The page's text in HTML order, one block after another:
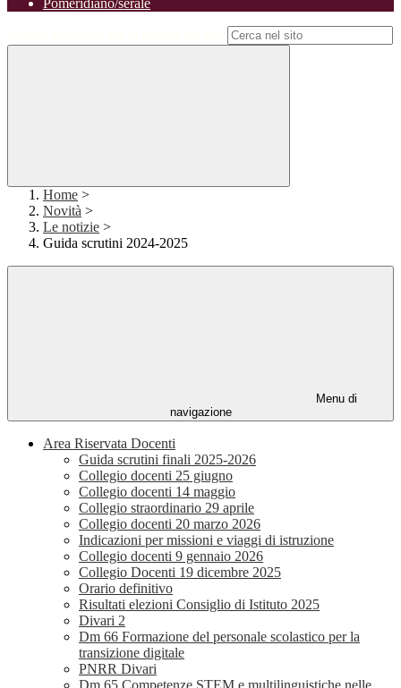
Pomeridiano/serale
Home >
Novità >
Le notizie >
Guida scrutini 2024-2025
Menu di
navigazione
Area Riservata Docenti
Guida scrutini finali 2025-2026
Collegio docenti 25 giugno
Collegio docenti 14 maggio
Collegio straordinario 29 aprile
Collegio docenti 20 marzo 2026
Indicazioni per missioni e viaggi di istruzione
Collegio docenti 9 gennaio 2026
Collegio Docenti 19 dicembre 2025
Orario definitivo
Risultati elezioni Consiglio di Istituto 2025
Divari 2
Dm 66 Formazione del personale scolastico per la
transizione digitale
PNRR Divari